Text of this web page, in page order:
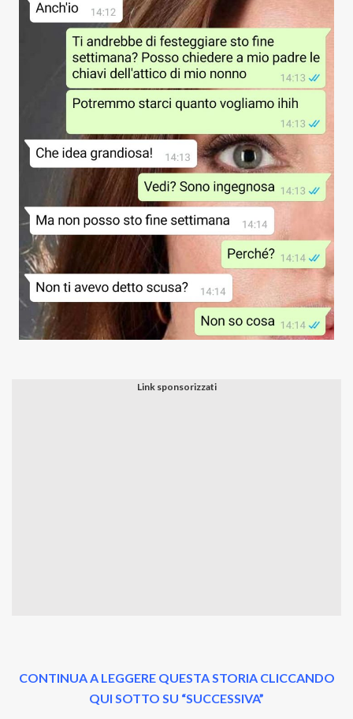
CONTINUA A LEGGERE QUESTA STORIA CLICCANDO
QUI SOTTO SU “SUCCESSIVA”